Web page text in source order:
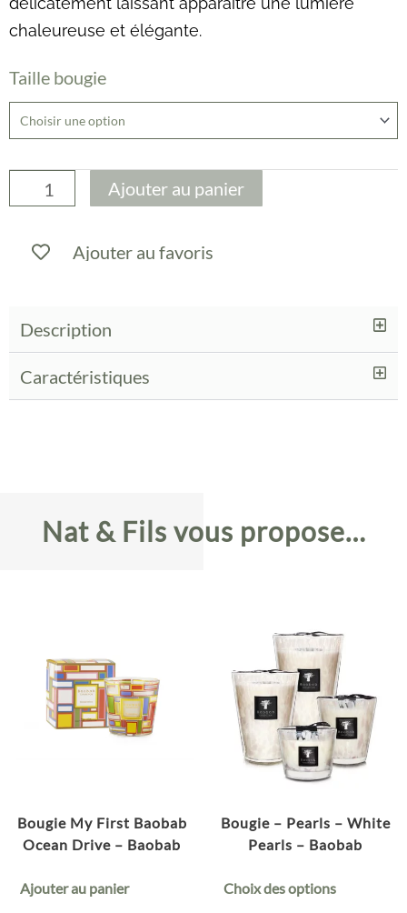
chaleureuse et élégante.
Taille bougie
quantité
de
Bougie
Feathers
-
Ajouter au panier
Ajouter au favoris
Description
Caractéristiques
Nat & Fils vous propose…
Bougie My First Baobab
Ocean Drive – Baobab
Ajouter au panier
Bougie – Pearls – White
Pearls – Baobab
Choix des options